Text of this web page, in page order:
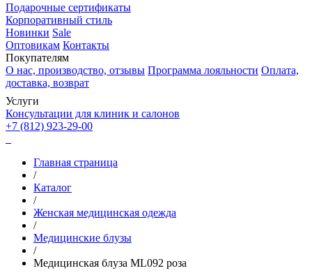
Подарочные сертификаты
Корпоративный стиль
Новинки Sale
Оптовикам Контакты
Покупателям
О нас, производство, отзывы Программа лояльности Оплата,
доставка, возврат
Услуги
Консультации для клиник и салонов
+7 (812) 923-29-00
Главная страница
/
Каталог
/
Женская медицинская одежда
/
Медицинские блузы
/
Медицинская блуза ML092 роза